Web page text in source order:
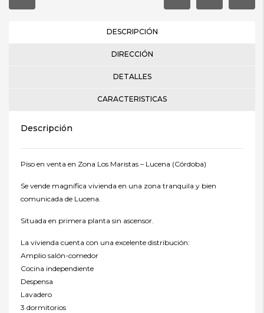
DESCRIPCIÓN
DIRECCIÓN
DETALLES
CARACTERISTICAS
Descripción
Piso en venta en Zona Los Maristas – Lucena (Córdoba)
Se vende magnífica vivienda en una zona tranquila y bien
comunicada de Lucena.
Situada en primera planta sin ascensor.
La vivienda cuenta con una excelente distribución:
Amplio salón-comedor
Cocina independiente
Despensa
Lavadero
3 dormitorios